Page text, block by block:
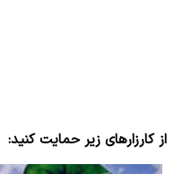
از کارزارهای زیر حمایت کنید: